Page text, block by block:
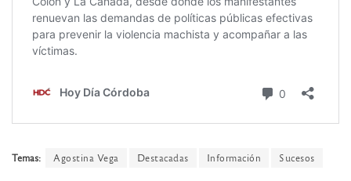
Temas: Agostina Vega Destacadas Información Sucesos